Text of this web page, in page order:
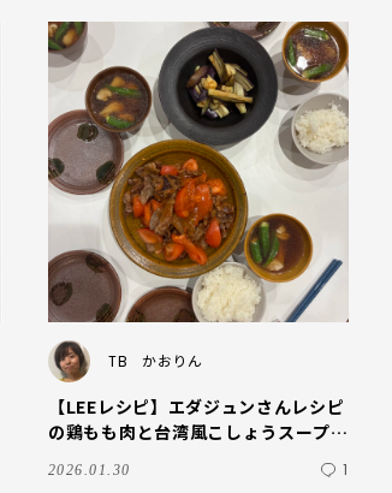
TB かおりん
【LEEレシピ】エダジュンさんレシピ
の鶏もも肉と台湾風こしょうスープを
2026.01.30 1